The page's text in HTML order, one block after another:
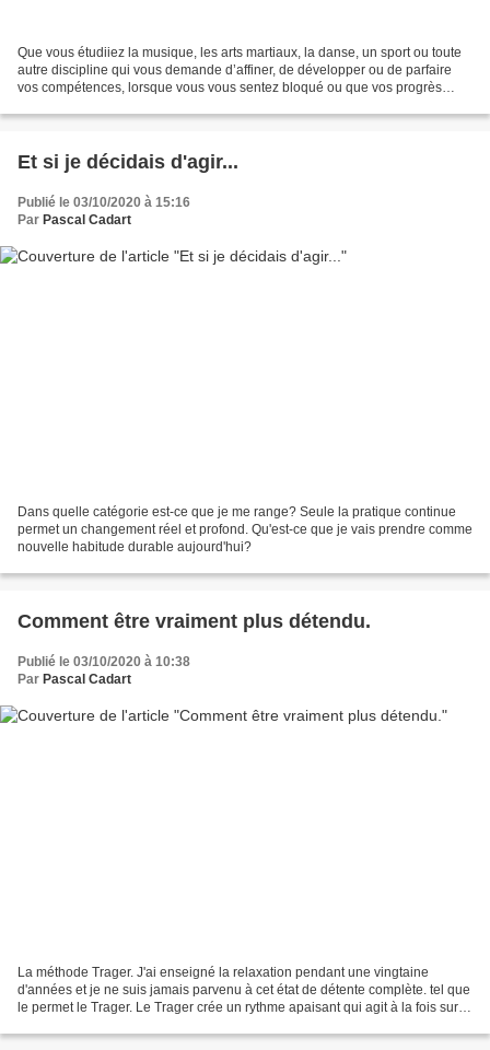
Que vous étudiiez la musique, les arts martiaux, la danse, un sport ou toute
autre discipline qui vous demande d’affiner, de développer ou de parfaire
vos compétences, lorsque vous vous sentez bloqué ou que vos progrès
Et si je décidais d'agir...
Publié le 03/10/2020 à 15:16
Par Pascal Cadart
Dans quelle catégorie est-ce que je me range? Seule la pratique continue
permet un changement réel et profond. Qu'est-ce que je vais prendre comme
nouvelle habitude durable aujourd'hui?
Comment être vraiment plus détendu.
Publié le 03/10/2020 à 10:38
Par Pascal Cadart
La méthode Trager. J'ai enseigné la relaxation pendant une vingtaine
d'années et je ne suis jamais parvenu à cet état de détente complète. tel que
le permet le Trager. Le Trager crée un rythme apaisant qui agit à la fois sur le